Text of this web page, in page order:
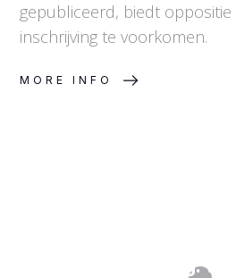
gepubliceerd, biedt
inschrijving te voorkomen.
MORE INFO
Merkinschrijving: